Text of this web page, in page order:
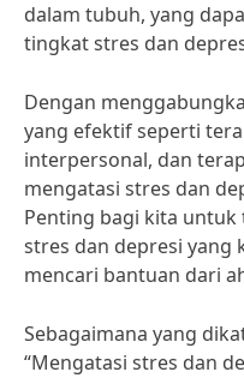
dalam tubuh, yang
tingkat stres dan
Dengan
yang efektif seperti
interpersonal, dan
mengatasi stres dan
Penting bagi kita untuk
stres dan depresi yang
mencari bantuan dari
Sebagaimana yang
“Mengatasi stres dan